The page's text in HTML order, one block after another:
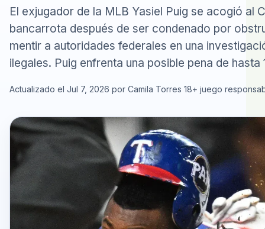
El exjugador de la MLB Yasiel Puig se acogió al
bancarrota después de ser condenado por
mentir a autoridades federales en una
ilegales. Puig enfrenta una posible pena de hasta
Actualizado el Jul 7, 2026 por Camila Torres 18+ juego